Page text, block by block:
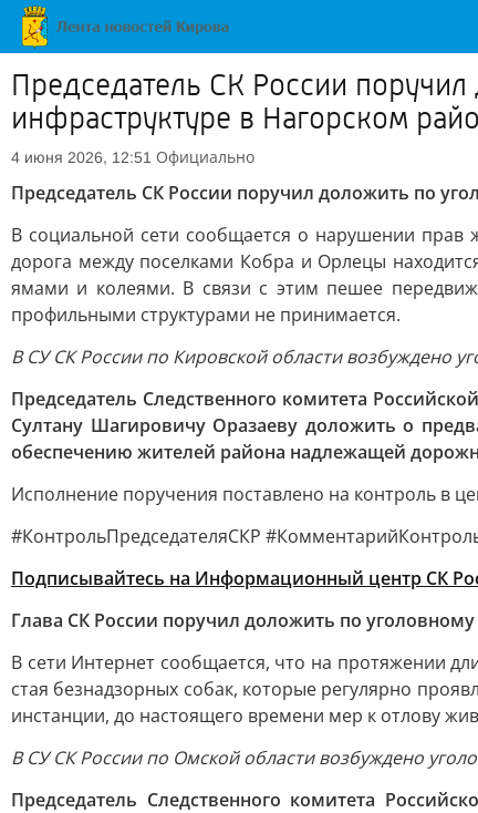
Председатель СК России
инфраструктуре в Нагорском
4 июня 2026, 12:51 Официально
Председатель СК России поручил доложить по
В социальной сети сообщается о нарушении прав
дорога между поселками Кобра и Орлецы
ямами и колеями. В связи с этим пешее
профильными структурами не принимается.
В СУ СК России по Кировской области возбуждено
Председатель Следственного комитета
Султану Шагировичу Оразаеву доложить о
обеспечению жителей района надлежащей
Исполнение поручения поставлено на контроль в
#КонтрольПредседателяСКР
Подписывайтесь на Информационный центр СК
Глава СК России поручил доложить по
В сети Интернет сообщается, что на протяжении
стая безнадзорных собак, которые регулярно
инстанции, до настоящего времени мер к отлову
В СУ СК России по Омской области возбуждено
Председатель Следственного комитета